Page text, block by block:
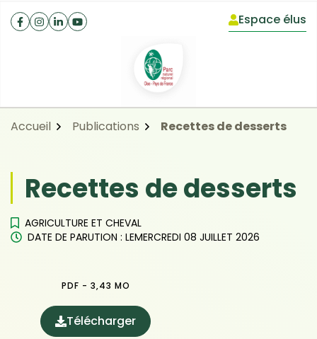
Aller
Aller
au
Aller
au Facebook
(ouverture dans un nouvel onglet)
Instagram
(ouverture dans un nouvel onglet)
Linkedin
(ouverture dans un nouvel onglet)
YouTube
(ouverture dans un nouvel onglet)Espace élus
(ouverture
Accueil Publications Recettes de desserts
Recettes de desserts
AGRICULTURE ET CHEVAL
DATE DE PARUTION : LEMERCREDI 08 JUILLET 2026
PDF - 3,43 MO
Télécharger
(ouverture dans un nouvel onglet)